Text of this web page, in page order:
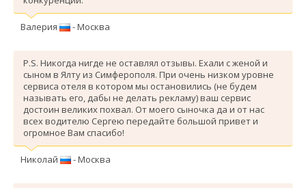
Валерия - Москва
P.S. Никогда нигде не оставлял отзывы. Ехали с женой и
сыном в Ялту из Симферополя. При очень низком уровне
сервиса отеля в котором мы остановились (не будем
называть его, дабы не делать рекламу) ваш сервис
достоин великих похвал. От моего сыночка да и от нас
всех водителю Сергею передайте большой привет и
огромное Вам спасибо!
Николай - Москва